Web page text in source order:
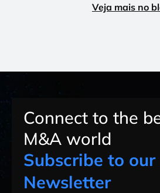
Veja mais no
Connect to the
M&A world
Subscribe to our
Newsletter